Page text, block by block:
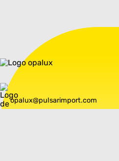
opalux@pulsarimport.com